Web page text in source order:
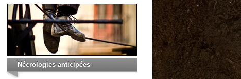
Nécrologies anticipées